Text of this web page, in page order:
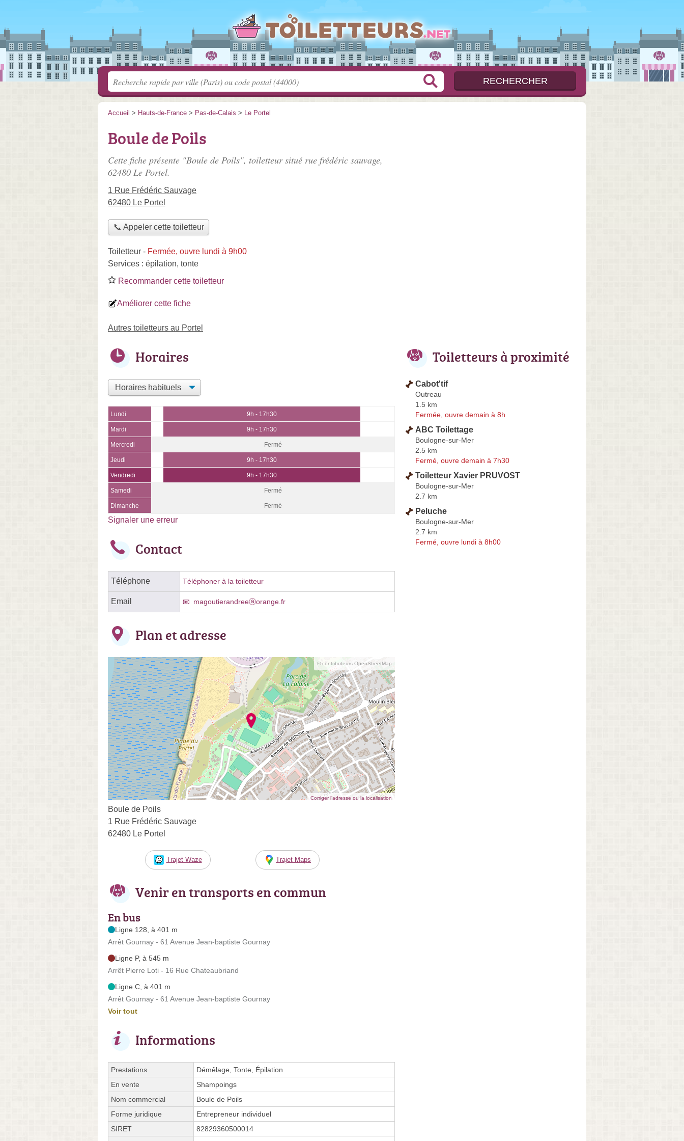
Accueil > Hauts-de-France > Pas-de-Calais > Le Portel
Boule de Poils
Cette fiche présente "Boule de Poils", toiletteur situé rue frédéric sauvage,
62480 Le Portel.
1 Rue Frédéric Sauvage
62480 Le Portel
📞 Appeler cette toiletteur
Toiletteur - Fermée, ouvre lundi à 9h00
Services : épilation, tonte
Recommander cette toiletteur
Améliorer cette fiche
Autres toiletteurs au Portel
Horaires
Lundi 9h - 17h30
Mardi 9h - 17h30
Mercredi Fermé
Jeudi 9h - 17h30
Vendredi 9h - 17h30
Samedi Fermé
Dimanche Fermé
Signaler une erreur
Contact
Téléphone Téléphoner à la toiletteur
Email magoutierandreeⓐorange.fr
Plan et adresse
© contributeurs OpenStreetMap
Corriger l’adresse ou la localisation
Boule de Poils
1 Rue Frédéric Sauvage
62480 Le Portel
Trajet Waze Trajet Maps
Venir en transports en commun
En bus
Ligne 128, à 401 m
Arrêt Gournay - 61 Avenue Jean-baptiste Gournay
Ligne P, à 545 m
Arrêt Pierre Loti - 16 Rue Chateaubriand
Ligne C, à 401 m
Arrêt Gournay - 61 Avenue Jean-baptiste Gournay
Voir tout
Informations
Prestations
Démêlage, Tonte, Épilation
En vente
Shampoings
Nom commercial
Boule de Poils
Forme juridique
Entrepreneur individuel
SIRET
82829360500014
Toiletteurs à proximité
Cabot'tif
Outreau
1.5 km
Fermée, ouvre demain à 8h
ABC Toilettage
Boulogne-sur-Mer
2.5 km
Fermé, ouvre demain à 7h30
Toiletteur Xavier PRUVOST
Boulogne-sur-Mer
2.7 km
Peluche
Boulogne-sur-Mer
2.7 km
Fermé, ouvre lundi à 8h00